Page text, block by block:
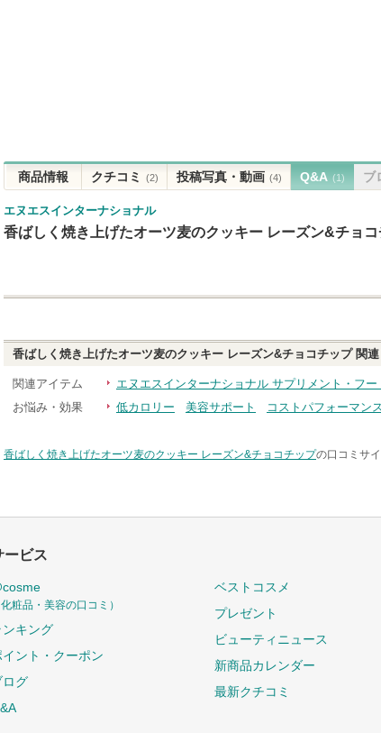
商品情報 クチコミ (2) 投稿写真・動画 (4) Q&A (1) ブ
エヌエスインターナショナル
香ばしく焼き上げたオーツ麦のクッキー レーズン&チョ
香ばしく焼き上げたオーツ麦のクッキー レーズン&チョコチップ関連
関連アイテム エヌエスインターナショナル サプリメント・フー
お悩み・効果
低カロリー 美容サポート コストパフォーマン
香ばしく焼き上げたオーツ麦のクッキー レーズン&チョコチップの口コミサ
ービス
化粧品・美容の口コミ）
ンキング
イント・クーポン
ログ
ベストコスメ
プレゼント
ビューティニュース
新商品カレンダー
最新クチコミ